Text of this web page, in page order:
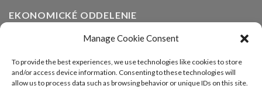
Manage Cookie Consent
To provide the best experiences, we use technologies like cookies to store
and/or access device information. Consenting to these technologies will
allow us to process data such as browsing behavior or unique IDs on this site.
EKONOMICKÉ ODDELENIE
email:info@alfaline.sk
Tel.: +421(0)910 871 623